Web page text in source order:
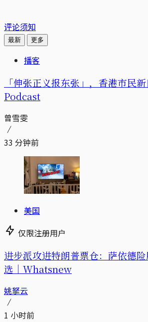
评论须知
最新 更多
播客
「伸张正义报东张」，香港市民
Podcast
曾雪雯
33 分钟前
美国
仅限注册用户
进步派攻进特朗普票仓：萨依德
选｜Whatsnew
姚拏云
1 小时前